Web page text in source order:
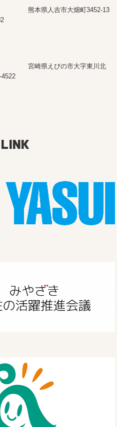
人吉市大畑町3452-13
えびの市大字東川北
LINK